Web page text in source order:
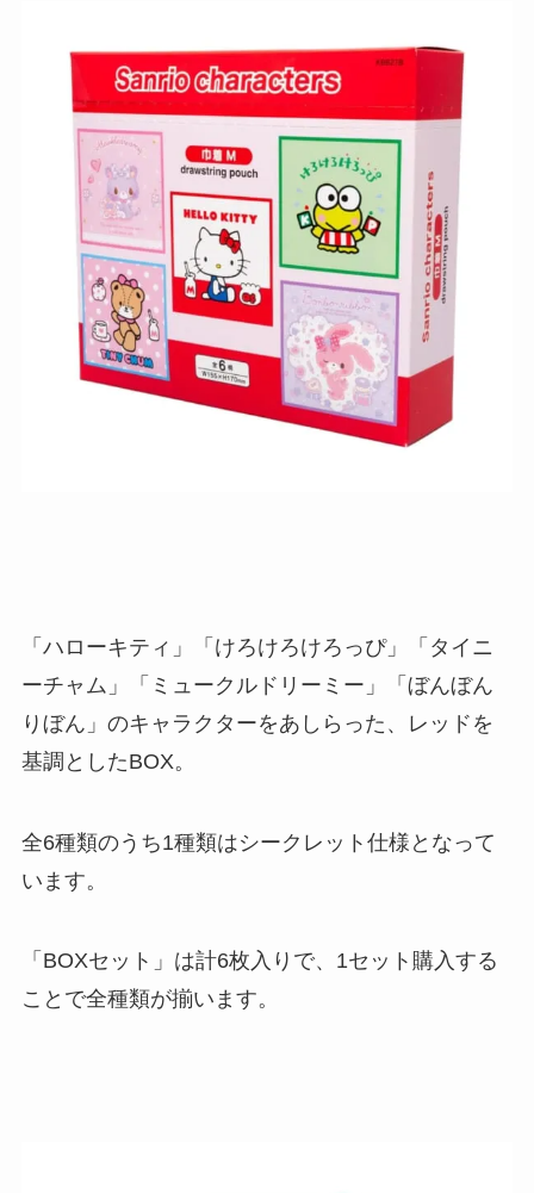
「ハローキティ」「けろけろけろっぴ」「タイニ
ーチャム」「ミュークルドリーミー」「ぼんぼん
りぼん」のキャラクターをあしらった、レッドを
基調としたBOX。
全6種類のうち1種類はシークレット仕様となって
います。
「BOXセット」は計6枚入りで、1セット購入する
ことで全種類が揃います。